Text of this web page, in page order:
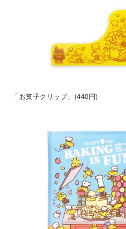
「お菓子クリップ」(440円)